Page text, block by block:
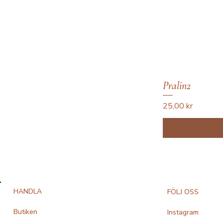
Pralin2
Pris
25,00 kr
HANDLA
Butiken
FÖLJ OSS
Instagram